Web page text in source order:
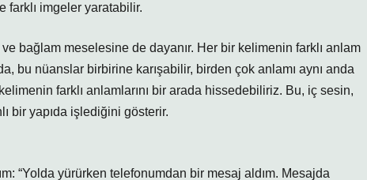
farklı imgeler yaratabilir.
bağlam meselesine de dayanır. Her bir kelimenin farklı anlam
bu nüanslar birbirine karışabilir, birden çok anlamı aynı anda
farklı anlamlarını bir arada hissedebiliriz. Bu, iç sesin,
bir yapıda işlediğini gösterir.
“Yolda yürürken telefonumdan bir mesaj aldım. Mesajda